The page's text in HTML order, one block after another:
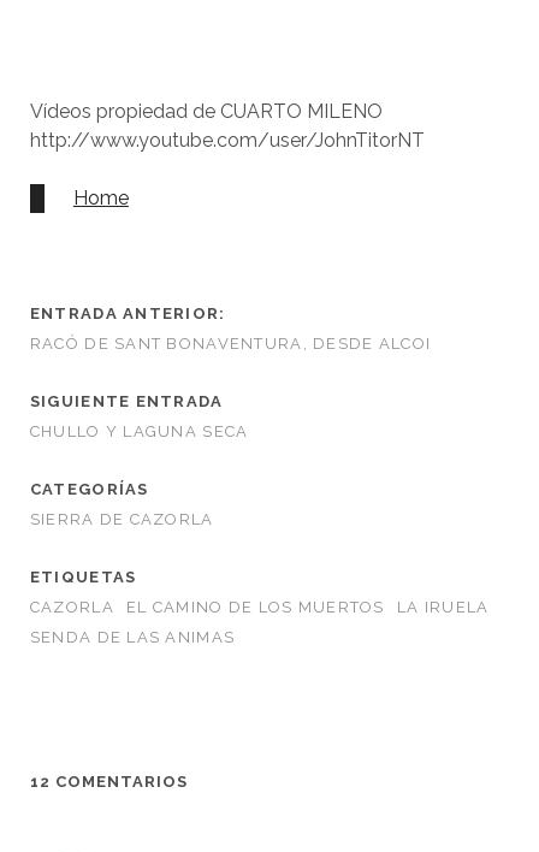
Vídeos propiedad de CUARTO MILENO
http://www.youtube.com/user/JohnTitorNT
Home
ENTRADA ANTERIOR:
RACÓ DE SANT BONAVENTURA, DESDE ALCOI
SIGUIENTE ENTRADA
CHULLO Y LAGUNA SECA
CATEGORÍAS
SIERRA DE CAZORLA
ETIQUETAS
CAZORLA
EL CAMINO DE LOS MUERTOS
LA IRUELA
SENDA DE LAS ANIMAS
12 COMENTARIOS